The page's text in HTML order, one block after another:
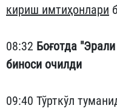
кириш имтиҳонлари
08:32 Боғотда
биноси очилди
09:40 Тўрткўл